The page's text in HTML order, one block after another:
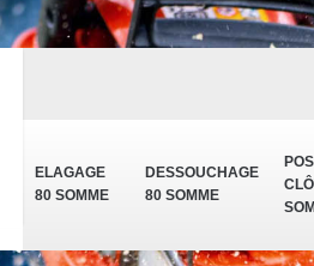
ELAGAGE
80 SOMME
DESSOUCHAGE
80 SOMME